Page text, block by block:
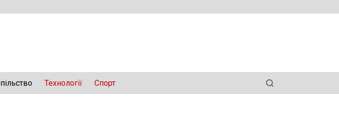
Технології Спорт